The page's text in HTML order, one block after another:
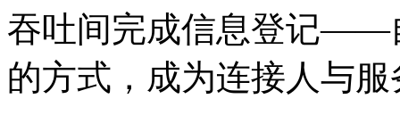
吞吐间完成信息登记——
的方式，成为连接人与